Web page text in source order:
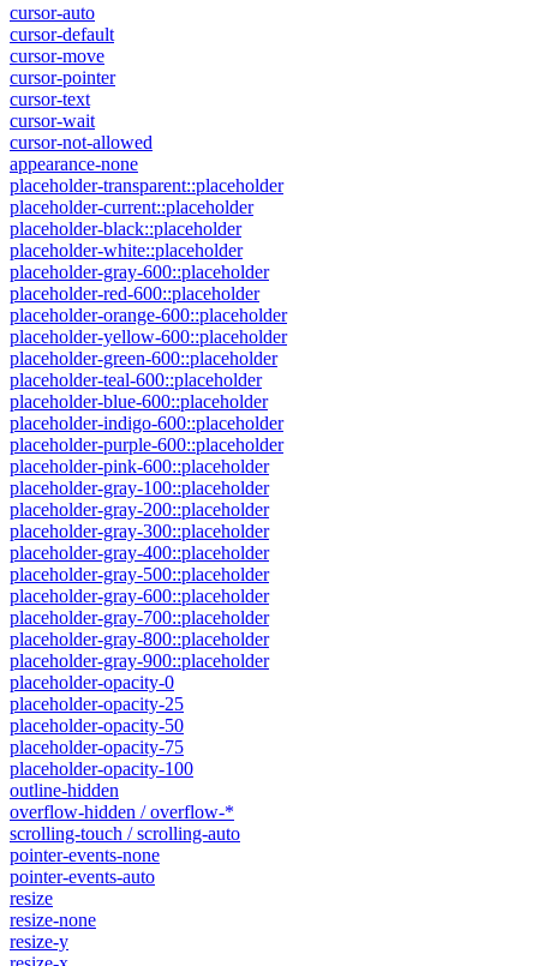
cursor-auto
cursor-default
cursor-move
cursor-pointer
cursor-text
cursor-wait
cursor-not-allowed
appearance-none
placeholder-transparent::placeholder
placeholder-current::placeholder
placeholder-black::placeholder
placeholder-white::placeholder
placeholder-gray-600::placeholder
placeholder-red-600::placeholder
placeholder-orange-600::placeholder
placeholder-yellow-600::placeholder
placeholder-green-600::placeholder
placeholder-teal-600::placeholder
placeholder-blue-600::placeholder
placeholder-indigo-600::placeholder
placeholder-purple-600::placeholder
placeholder-pink-600::placeholder
placeholder-gray-100::placeholder
placeholder-gray-200::placeholder
placeholder-gray-300::placeholder
placeholder-gray-400::placeholder
placeholder-gray-500::placeholder
placeholder-gray-600::placeholder
placeholder-gray-700::placeholder
placeholder-gray-800::placeholder
placeholder-gray-900::placeholder
placeholder-opacity-0
placeholder-opacity-25
placeholder-opacity-50
placeholder-opacity-75
placeholder-opacity-100
outline-hidden
overflow-hidden / overflow-*
scrolling-touch / scrolling-auto
pointer-events-none
pointer-events-auto
resize
resize-none
resize-y